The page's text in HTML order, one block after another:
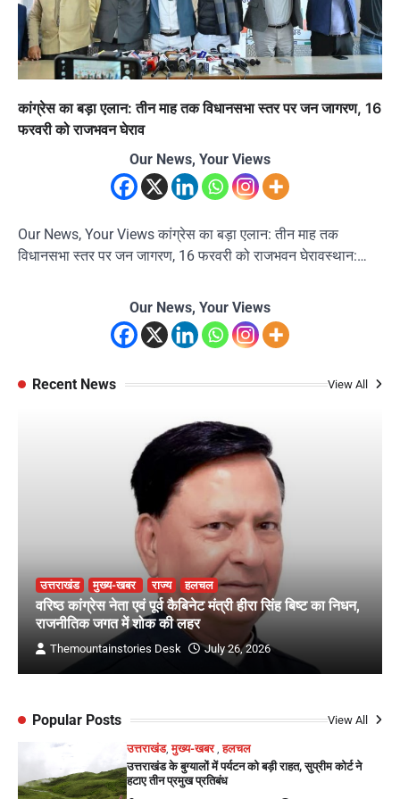
कांग्रेस का बड़ा एलान: तीन माह तक विधानसभा स्तर पर जन जागरण, 16
फरवरी को राजभवन घेराव
Our News, Your Views
Our News, Your Views कांग्रेस का बड़ा एलान: तीन माह तक
विधानसभा स्तर पर जन जागरण, 16 फरवरी को राजभवन घेरावस्थान:…
Our News, Your Views
Recent News View All
उत्तराखंड मुख्य-खबर राज्य हलचल
वरिष्ठ कांग्रेस नेता एवं पूर्व कैबिनेट मंत्री हीरा सिंह बिष्ट का निधन,
राजनीतिक जगत में शोक की लहर
Themountainstories Desk July 26, 2026
Popular Posts View All
उत्तराखंड,मुख्य-खबर,हलचल
उत्तराखंड के बुग्यालों में पर्यटन को बड़ी राहत, सुप्रीम कोर्ट ने
हटाए तीन प्रमुख प्रतिबंध